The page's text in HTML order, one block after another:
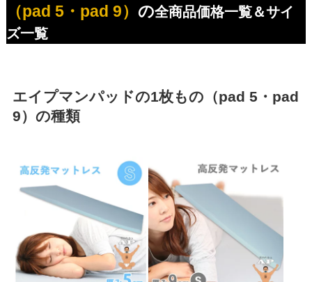
（pad 5・pad 9） の全商品価格一覧＆サイ
ズ一覧
エイプマンパッドの1枚もの（pad 5・pad
9）の種類